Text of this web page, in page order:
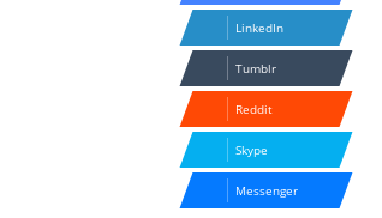
LinkedIn
Tumblr
Reddit
Skype
Messenger